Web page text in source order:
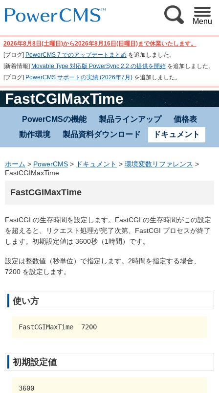
Menu
2026年8月8日(土曜日)から2026年8月16日(日曜日)まで休業いたします。
[ブログ] PowerCMS 7 でのアップデートまとめ を追加しました。
[新着情報] Movable Type 対応版 PowerSync 2.2 の提供を開始を追加しました。
[ブログ] PowerCMS サポートの実績 (2026年7月)を追加しました。
FastCGIMaxTime
PowerCMSの機能 製品ラインアップ
価格表
動作環境
製品資料ダウンロード ドキュメント
ホーム > PowerCMS > ドキュメント > 環境変数リファレンス >
FastCGIMaxTime
FastCGIMaxTime
FastCGI の生存時間を設定します。FastCGI の生存時間がこの設定
を超えると、リクエスト処理が完了次第、FastCGI プロセスが終了
します。初期設定値は 3600秒（1時間）です。
設定は整数値（秒単位）で指定します。2時間を指定する場合、
7200 を設定します。
使い方
FastCGIMaxTime  7200
初期設定値
3600